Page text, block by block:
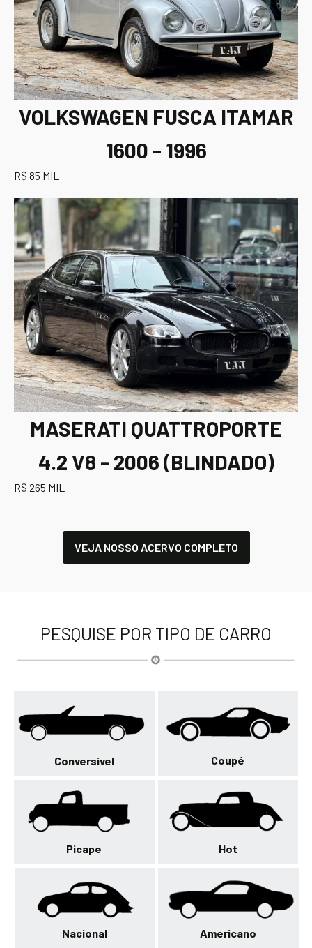
VOLKSWAGEN FUSCA ITAMAR
1600 - 1996
R$ 85 MIL
MASERATI QUATTROPORTE
4.2 V8 - 2006 (BLINDADO)
R$ 265 MIL
VEJA NOSSO ACERVO COMPLETO
PESQUISE POR TIPO DE CARRO
Conversível Coupé
Picape Hot
Nacional Americano